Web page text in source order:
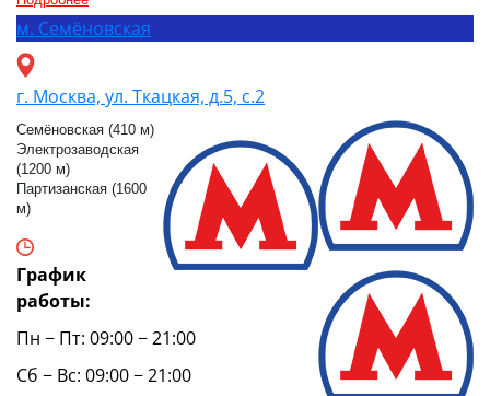
м. Семёновская
г. Москва, ул. Ткацкая, д.5, с.2
Семёновская (410 м)
Электрозаводская
(1200 м)
Партизанская (1600
м)
График
работы:
Пн − Пт: 09:00 − 21:00
Сб − Вс: 09:00 − 21:00